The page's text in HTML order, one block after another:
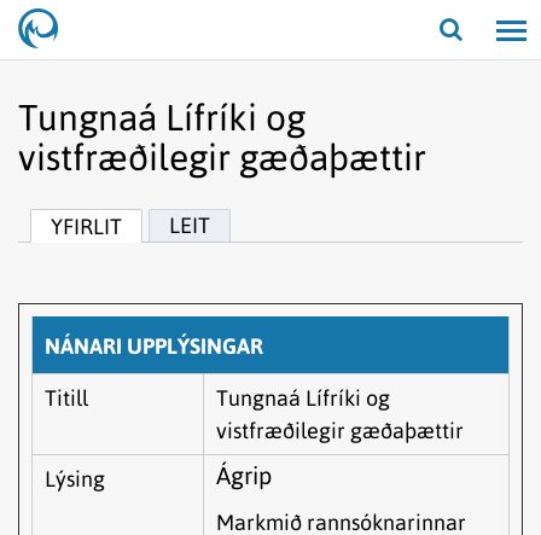
Opna/
Tungnaá Lífríki og
vistfræðilegir gæðaþættir
YFIRLIT LEIT
NÁNARI UPPLÝSINGAR
Titill
Tungnaá Lífríki og
vistfræðilegir gæðaþættir
Lýsing
Ágrip
Markmið rannsóknarinnar